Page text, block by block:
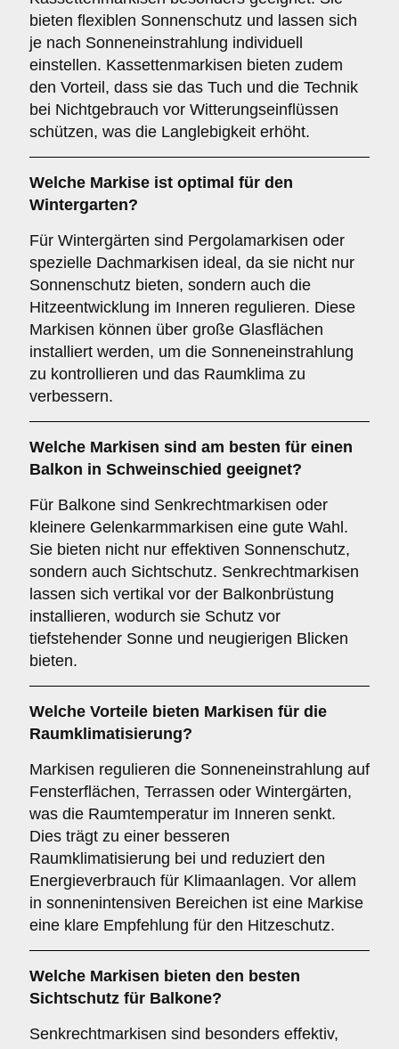
bieten flexiblen Sonnenschutz und lassen sich
je nach Sonneneinstrahlung individuell
einstellen. Kassettenmarkisen bieten zudem
den Vorteil, dass sie das Tuch und die Technik
bei Nichtgebrauch vor Witterungseinflüssen
schützen, was die Langlebigkeit erhöht.
Welche Markise ist optimal für den
Wintergarten?
Für Wintergärten sind Pergolamarkisen oder
spezielle Dachmarkisen ideal, da sie nicht nur
Sonnenschutz bieten, sondern auch die
Hitzeentwicklung im Inneren regulieren. Diese
Markisen können über große Glasflächen
installiert werden, um die Sonneneinstrahlung
zu kontrollieren und das Raumklima zu
verbessern.
Welche Markisen sind am besten für einen
Balkon in Schweinschied geeignet?
Für Balkone sind Senkrechtmarkisen oder
kleinere Gelenkarmmarkisen eine gute Wahl.
Sie bieten nicht nur effektiven Sonnenschutz,
sondern auch Sichtschutz. Senkrechtmarkisen
lassen sich vertikal vor der Balkonbrüstung
installieren, wodurch sie Schutz vor
tiefstehender Sonne und neugierigen Blicken
bieten.
Welche Vorteile bieten Markisen für die
Raumklimatisierung?
Markisen regulieren die Sonneneinstrahlung auf
Fensterflächen, Terrassen oder Wintergärten,
was die Raumtemperatur im Inneren senkt.
Dies trägt zu einer besseren
Raumklimatisierung bei und reduziert den
Energieverbrauch für Klimaanlagen. Vor allem
in sonnenintensiven Bereichen ist eine Markise
eine klare Empfehlung für den Hitzeschutz.
Welche Markisen bieten den besten
Sichtschutz für Balkone?
Senkrechtmarkisen sind besonders effektiv,